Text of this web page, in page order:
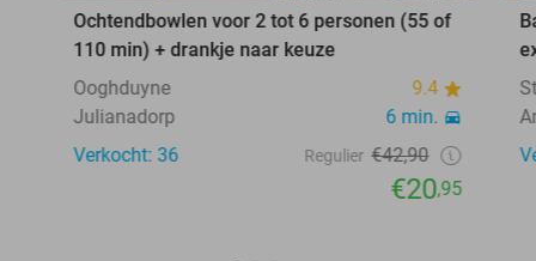
Ochtendbowlen voor 2 tot 6 personen (55 of
110 min) + drankje naar keuze
Ooghduyne
9.4
Julianadorp
6 min.
Verkocht: 36
Regulier €42,90
€20,95